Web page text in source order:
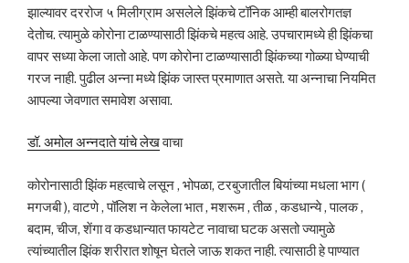
झाल्यावर दररोज ५ मिलीग्राम असलेले झिंकचे टॉनिक आम्ही बालरोगतज्ञ
देतोच. त्यामुळे कोरोना टाळण्यासाठी झिंकचे महत्व आहे. उपचारामध्ये ही झिंकचा
वापर सध्या केला जातो आहे. पण कोरोना टाळण्यासाठी झिंकच्या गोळ्या घेण्याची
गरज नाही. पुढील अन्ना मध्ये झिंक जास्त प्रमाणात असते. या अन्नाचा नियमित
आपल्या जेवणात समावेश असावा.
डॉ. अमोल अन्नदाते यांचे लेखवाचा
कोरोनासाठी झिंक महत्वाचे लसून , भोपळा, टरबुजातील बियांच्या मधला भाग (
मगजबी ), वाटणे , पॉलिश न केलेला भात , मशरूम , तीळ , कडधान्ये , पालक ,
बदाम, चीज, शेंगा व कडधान्यात फायटेट नावाचा घटक असतो ज्यामुळे
त्यांच्यातील झिंक शरीरात शोषून घेतले जाऊ शकत नाही. त्यासाठी हे पाण्यात